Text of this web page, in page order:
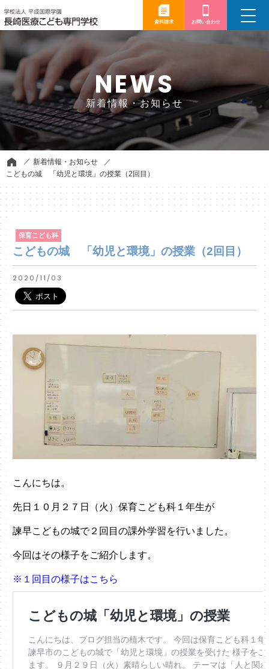
資料請求 お問い合わせ
toggle
NEWS
新着情報・お知らせ
新着情報・お知らせ
こどもの城 「幼児と環境」の授業（2回目）
保育こども科
こどもの城 「幼児と環境」の授業（2回目）
2020/11/03
こんにちは。
先日１０月２７日（火）保育こども科１年生が
諫早こどもの城で２回目の課外学習を行いました。
今回はその様子をご紹介します。
※１回目の様子はこちら